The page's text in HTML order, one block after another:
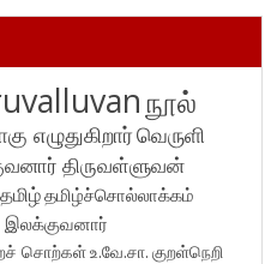
நூல்
எழுதுகிறார்வெருளி
திருவள்ளுவன்
தமிழ்தமிழ்ச்சொல்லாக்கம்
சொற்கள்உ.வே.சா. குறள்நெறி